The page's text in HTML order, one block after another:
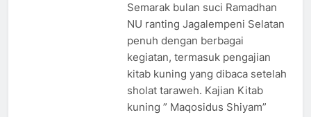
Semarak bulan suci Ramadhan
NU ranting Jagalempeni Selatan
penuh dengan berbagai
kegiatan, termasuk pengajian
kitab kuning yang dibaca setelah
sholat taraweh. Kajian Kitab
kuning ” Maqosidus Shiyam”